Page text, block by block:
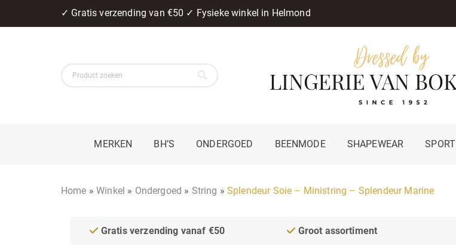
✓ Gratis verzending van €50 ✓ Fysieke winkel in Helmond
MERKEN BH’S ONDERGOED BEENMODE SHAPEWEAR SPORT
Home »Winkel » Ondergoed » String » Splendeur Soie – Ministring – Splendeur Marine
Gratis verzending vanaf €50 Groot assortiment